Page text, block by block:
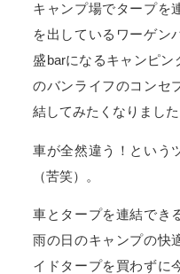
キャンプ場でタープを
を出しているワーゲン
盛barになるキャンピン
のバンライフのコンセ
結してみたくなりました
車が全然違う！という
（苦笑）。
車とタープを連結でき
雨の日のキャンプの快
イドタープを買わずに